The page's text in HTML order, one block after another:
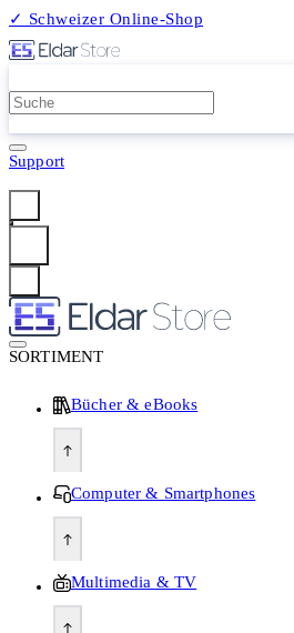
✓ Schweizer Online-Shop
Support
SORTIMENT
Bücher & eBooks
Computer & Smartphones
Multimedia & TV